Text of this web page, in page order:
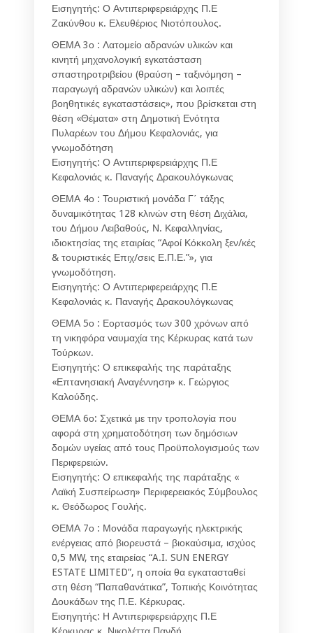
Εισηγητής: Ο Αντιπεριφερειάρχης Π.Ε
Ζακύνθου κ. Ελευθέριος Νιοτόπουλος.
ΘΕΜΑ 3ο : Λατομείο αδρανών υλικών και
κινητή μηχανολογική εγκατάσταση
σπαστηροτριβείου (θραύση – ταξινόμηση –
παραγωγή αδρανών υλικών) και λοιπές
βοηθητικές εγκαταστάσεις», που βρίσκεται στη
θέση «Θέματα» στη Δημοτική Ενότητα
Πυλαρέων του Δήμου Κεφαλονιάς, για
γνωμοδότηση
Εισηγητής: Ο Αντιπεριφερειάρχης Π.Ε
Κεφαλονιάς κ. Παναγής Δρακουλόγκωνας
ΘΕΜΑ 4ο : Τουριστική μονάδα Γ΄ τάξης
δυναμικότητας 128 κλινών στη θέση Διχάλια,
του Δήμου Λειβαθούς, Ν. Κεφαλληνίας,
ιδιοκτησίας της εταιρίας “Αφοί Κόκκολη ξεν/κές
& τουριστικές Επιχ/σεις Ε.Π.Ε.”», για
γνωμοδότηση.
Εισηγητής: Ο Αντιπεριφερειάρχης Π.Ε
Κεφαλονιάς κ. Παναγής Δρακουλόγκωνας
ΘΕΜΑ 5ο : Εορτασμός των 300 χρόνων από
τη νικηφόρα ναυμαχία της Κέρκυρας κατά των
Τούρκων.
Εισηγητής: Ο επικεφαλής της παράταξης
«Επτανησιακή Αναγέννηση» κ. Γεώργιος
Καλούδης.
ΘΕΜΑ 6ο: Σχετικά με την τροπολογία που
αφορά στη χρηματοδότηση των δημόσιων
δομών υγείας από τους Προϋπολογισμούς των
Περιφερειών.
Εισηγητής: Ο επικεφαλής της παράταξης «
Λαϊκή Συσπείρωση» Περιφερειακός Σύμβουλος
κ. Θεόδωρος Γουλής.
ΘΕΜΑ 7ο : Μονάδα παραγωγής ηλεκτρικής
ενέργειας από βιορευστά – βιοκαύσιμα, ισχύος
0,5 MW, της εταιρείας “A.I. SUN ENERGY
ESTATE LIMITED”, η οποία θα εγκατασταθεί
στη θέση “Παπαθανάτικα”, Τοπικής Κοινότητας
Δουκάδων της Π.Ε. Κέρκυρας.
Εισηγητής: Η Αντιπεριφερειάρχης Π.Ε